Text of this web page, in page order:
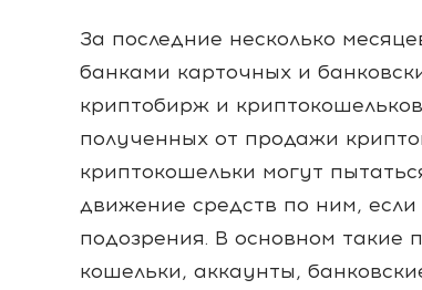
За последние несколько
банками карточных и
криптобирж и
полученных от продажи
криптокошельки могут
движение средств по ним,
подозрения. В основном такие
кошельки, аккаунты,